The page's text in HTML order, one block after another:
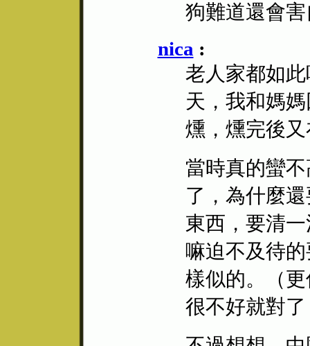
狗難道還會
nica :
老人家都如
天，我和媽
燻，燻完後
當時真的蠻
了，為什麼
東西，要清
嘛迫不及待
樣似的。（
很不好就對了